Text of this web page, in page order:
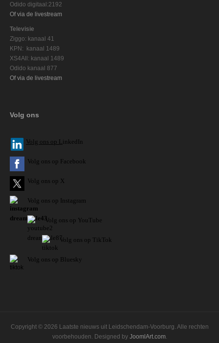
Odido digitaal:2192
Of via de livestream
Televisie
Ziggo: kanaal 41
KPN: kanaal 1489
XS4All: kanaal 1489
Odido kanaal 877
Of via de livestream
Volg ons
Volg ons op L inkedIn
Volg ons op Facebook
Volg ons op X
Volg ons op Instagram
Volg ons op YouTube
Volg ons op TikTok
Volg ons op Bluesky
Copyright © 2026 Laatste nieuws uit Leidschendam-Voorburg. Alle rechten
voorbehouden. Designed by JoomlArt.com.